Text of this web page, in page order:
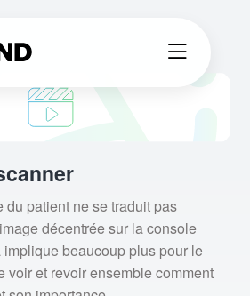
du patient ne se traduit pas
décentrée sur la console
implique beaucoup plus pour le
voir et revoir ensemble comment